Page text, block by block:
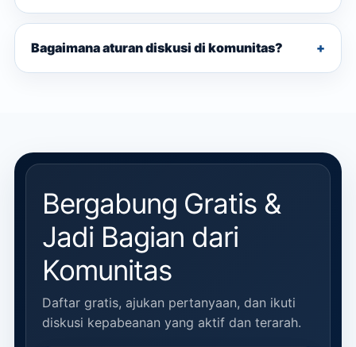
Bagaimana aturan diskusi di komunitas?
Bergabung Gratis &
Jadi Bagian dari
Komunitas
Daftar gratis, ajukan pertanyaan, dan ikuti
diskusi kepabeanan yang aktif dan terarah.